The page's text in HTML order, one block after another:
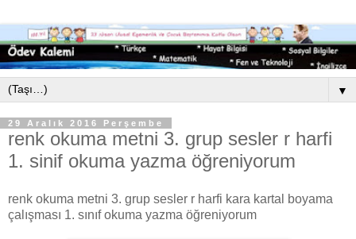
▼
29 Aralık 2016 Perşembe
renk okuma metni 3. grup sesler r harfi
1. sinif okuma yazma öğreniyorum
renk okuma metni 3. grup sesler r harfi kara kartal boyama
çalışması 1. sınıf okuma yazma öğreniyorum